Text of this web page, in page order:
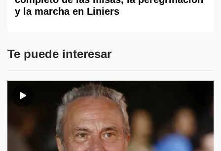
y la marcha en Liniers
Te puede interesar